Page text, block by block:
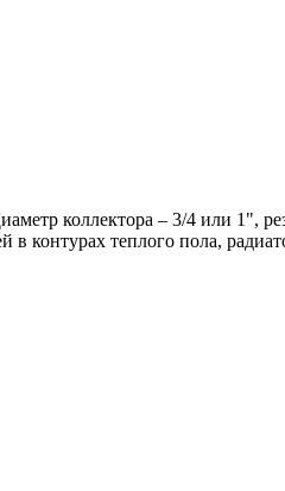
коллектора – 3/4 или 1",
контурах теплого пола,